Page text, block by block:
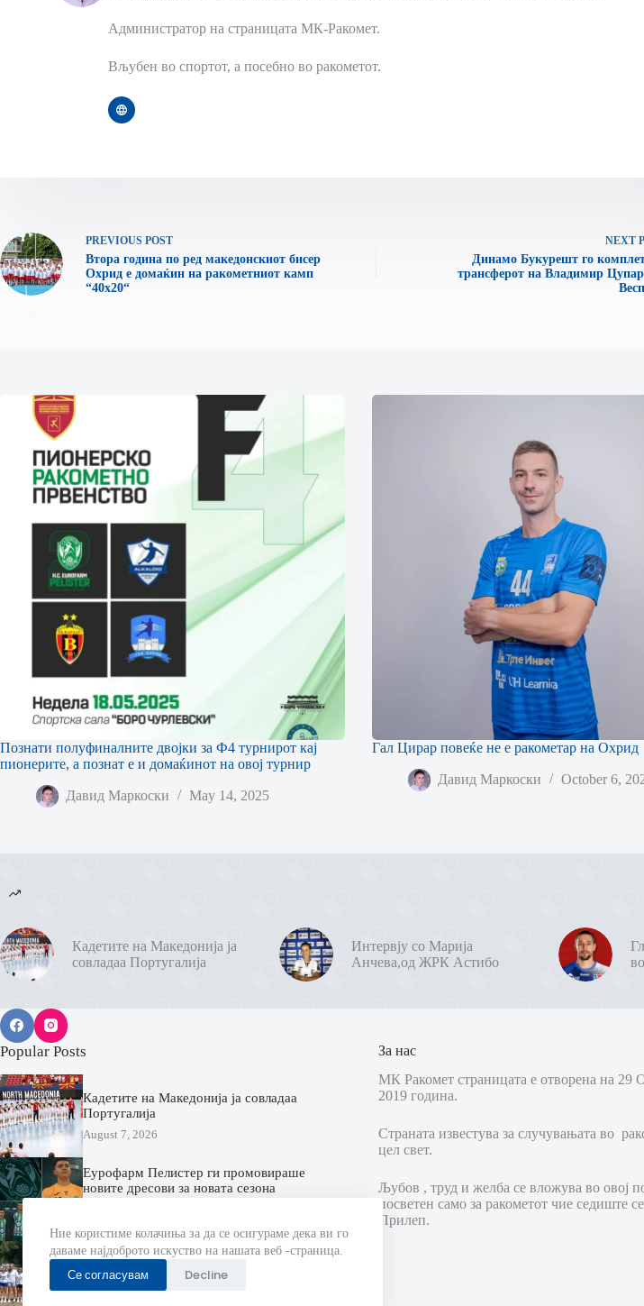
Ние користиме колачиња за да се осигураме дека ви го
даваме најдоброто искуство на нашата веб -страница.
Се согласувам Decline
Администратор на страницата МК-Ракомет.
Вљубен во спортот, а посебно во ракометот.
PREVIOUS POST
Втора година по ред македонскиот бисер
Охрид е домаќин на ракометниот камп
“40х20“
NEXT
Динамо Букурешт го
трансферот на Владимир
Познати полуфиналните двојки за Ф4 турнирот кај
пионерите, а познат е и домаќинот на овој турнир
Давид Маркоски May 14, 2025
Гал Цирар повеќе не е ракометар на Охрид
Давид Маркоски October 6,
Кадетите на Македонија ја
совладаа Португалија
Интервју со Марија
Анчева,од ЖРК Астибо
Popular Posts
Кадетите на Македонија ја совладаа
Португалија
August 7, 2026
Еурофарм Пелистер ги промовираше
новите дресови за новата сезона
Екипата на Овче Поле Славјански
Универзитет ги стартуваше подготовките
за новата сезона (ФОТО)
За нас
МК Ракомет страницата е отворена на 29
2019 година.
Страната известува за случувањата во
цел свет.
Љубов , труд и желба се вложува во овој
посветен само за ракометот чие седиште
Прилеп.